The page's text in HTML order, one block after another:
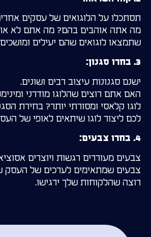
תסתכלו על הלוגואים של עסקים
מה אתה אוהבים בהם? מה אתם לא
שתמצאו לוגואים שהם יעילים
3. בחרו סגנון:
ישנם סגנונות עיצוב רבים ושונים.
האם אתם רוצים שהלוגו מודרני
לוגו קלאסי ומסורתי יותר? בחירת
לכם ליצור לוגו שיתאים לאופי של
4. בחרו צבעים:
צבעים מעוררים רגשות ויוצרים
צבעים שמתאימים לערכים של
רוצה שהלקוחות שלך ירגישו.